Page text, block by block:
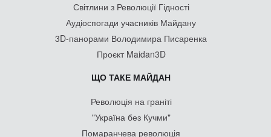
Світлини з Революції Гідності
Аудіоспогади учасників Майдану
3D-панорами Володимира Писаренка
Проєкт Maidan3D
ЩО ТАКЕ МАЙДАН
Революція на граніті
"Україна без Кучми"
Помаранчева революція